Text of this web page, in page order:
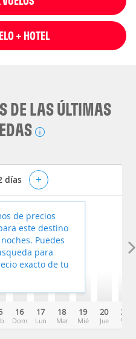
+ HOTEL
DE LAS ÚLTIMAS
días +
16
Dom
17
Lun
18
Mar
19
Mié
20
Jue
21
Vie
de precios
este destino
Puedes
para
exacto de tu